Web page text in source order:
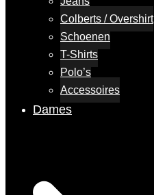
Colberts / Overshirt
Schoenen
T-Shirts
Polo’s
Accessoires
Dames